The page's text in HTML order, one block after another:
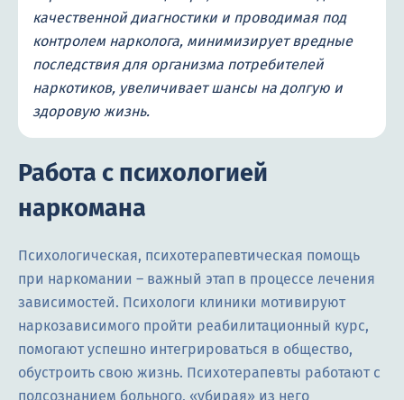
качественной диагностики и проводимая под
контролем нарколога, минимизирует вредные
последствия для организма потребителей
наркотиков, увеличивает шансы на долгую и
здоровую жизнь.
Работа с психологией
наркомана
Психологическая, психотерапевтическая помощь
при наркомании – важный этап в процессе лечения
зависимостей. Психологи клиники мотивируют
наркозависимого пройти реабилитационный курс,
помогают успешно интегрироваться в общество,
обустроить свою жизнь. Психотерапевты работают с
подсознанием больного, «убирая» из него